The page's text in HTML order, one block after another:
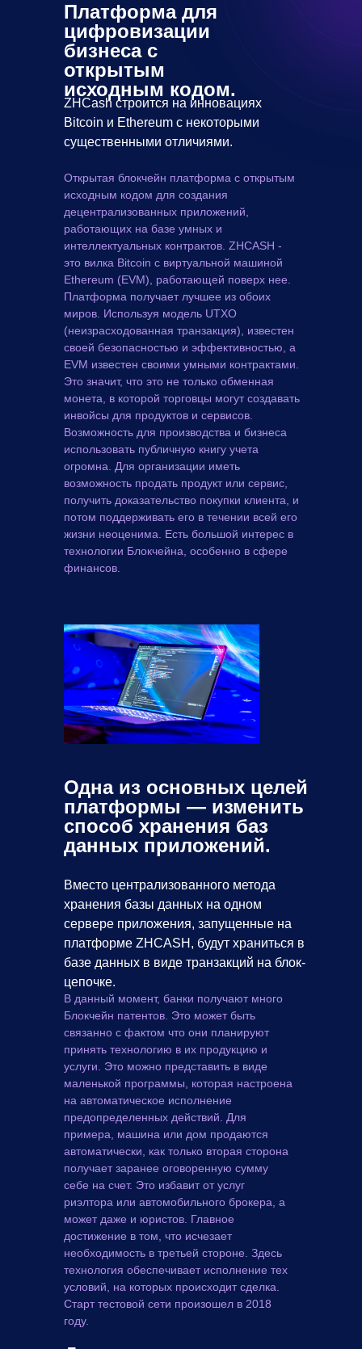
ZHCash строится на инновациях
Bitcoin и Ethereum с некоторыми
существенными отличиями.
Вместо централизованного метода
хранения базы данных на одном
сервере приложения, запущенные на
платформе ZHCASH, будут храниться в
базе данных в виде транзакций на блок-
цепочке.
Открытая блокчейн платформа с открытым
исходным кодом для создания
децентрализованных приложений,
работающих на базе умных и
интеллектуальных контрактов. ZHCASH -
это вилка Bitcoin с виртуальной машиной
Ethereum (EVM), работающей поверх нее.
Платформа получает лучшее из обоих
миров. Используя модель UTXO
(неизрасходованная транзакция), известен
своей безопасностью и эффективностью, а
EVM известен своими умными контрактами.
Это значит, что это не только обменная
монета, в которой торговцы могут создавать
инвойсы для продуктов и сервисов.
Возможность для производства и бизнеса
использовать публичную книгу учета
огромна. Для организации иметь
возможность продать продукт или сервис,
получить доказательство покупки клиента, и
потом поддерживать его в течении всей его
жизни неоценима. Есть большой интерес в
технологии Блокчейна, особенно в сфере
финансов.
В данный момент, банки получают много
Блокчейн патентов. Это может быть
связанно с фактом что они планируют
принять технологию в их продукцию и
услуги. Это можно представить в виде
маленькой программы, которая настроена
на автоматическое исполнение
предопределенных действий. Для
примера, машина или дом продаются
автоматически, как только вторая сторона
получает заранее оговоренную сумму
себе на счет. Это избавит от услуг
риэлтора или автомобильного брокера, а
может даже и юристов. Главное
достижение в том, что исчезает
необходимость в третьей стороне. Здесь
технология обеспечивает исполнение тех
условий, на которых происходит сделка.
Старт тестовой сети произошел в 2018
году.
Платформа для
цифровизации
бизнеса с
открытым
исходным кодом.
Одна из основных целей
платформы — изменить
способ хранения баз
данных приложений.